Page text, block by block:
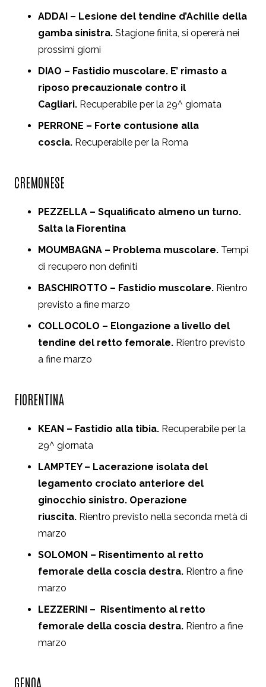
ADDAI – Lesione del tendine d’Achille della
gamba sinistra. Stagione finita, si opererà nei
prossimi giorni
DIAO – Fastidio muscolare. E’ rimasto a
riposo precauzionale contro il
Cagliari. Recuperabile per la 29^ giornata
PERRONE – Forte contusione alla
coscia. Recuperabile per la Roma
CREMONESE
PEZZELLA – Squalificato almeno un turno.
Salta la Fiorentina
MOUMBAGNA – Problema muscolare. Tempi
di recupero non definiti
BASCHIROTTO – Fastidio muscolare. Rientro
previsto a fine marzo
COLLOCOLO – Elongazione a livello del
tendine del retto femorale. Rientro previsto
a fine marzo
FIORENTINA
KEAN – Fastidio alla tibia. Recuperabile per la
29^ giornata
LAMPTEY – Lacerazione isolata del
legamento crociato anteriore del
ginocchio sinistro. Operazione
riuscita. Rientro previsto nella seconda metà di
marzo
SOLOMON – Risentimento al retto
femorale della coscia destra. Rientro a fine
marzo
LEZZERINI – Risentimento al retto
femorale della coscia destra. Rientro a fine
marzo
GENOA